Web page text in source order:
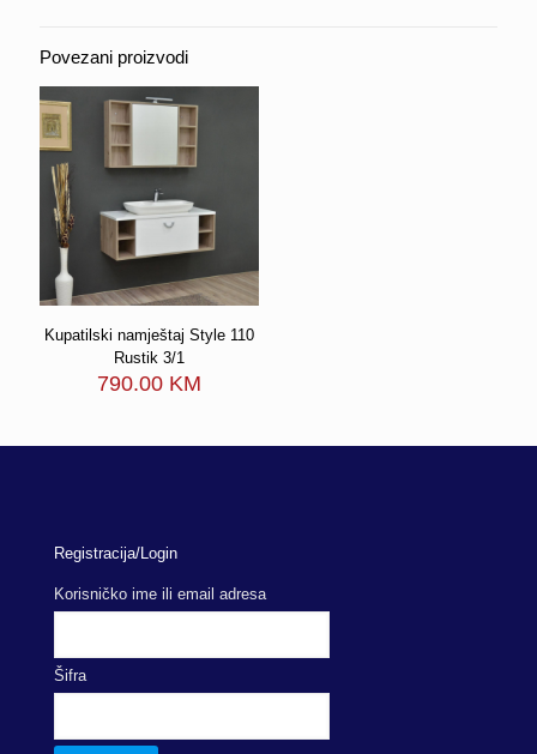
Povezani proizvodi
Kupatilski namještaj Style 110
Rustik 3/1
790.00 KM
Registracija/Login
Korisničko ime ili email adresa
Šifra